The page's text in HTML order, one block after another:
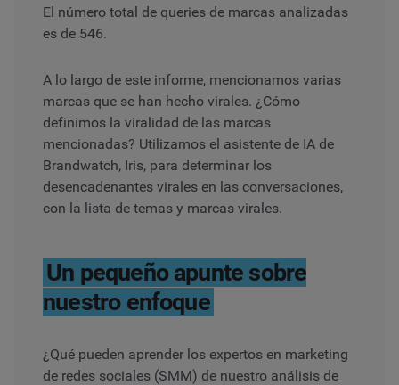
El número total de queries de marcas analizadas
es de 546.
A lo largo de este informe, mencionamos varias
marcas que se han hecho virales. ¿Cómo
definimos la viralidad de las marcas
mencionadas? Utilizamos el asistente de IA de
Brandwatch, Iris, para determinar los
desencadenantes virales en las conversaciones,
con la lista de temas y marcas virales.
Un pequeño apunte sobre
nuestro enfoque
¿Qué pueden aprender los expertos en marketing
de redes sociales (SMM) de nuestro análisis de